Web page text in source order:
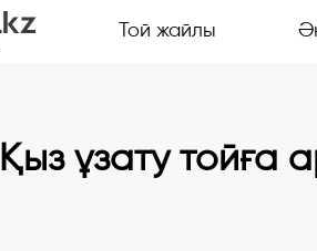
Той жайлы
Қыз ұзату тойға